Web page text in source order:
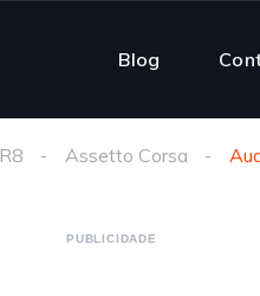
Blog
R8 Assetto Corsa
PUBLICIDADE